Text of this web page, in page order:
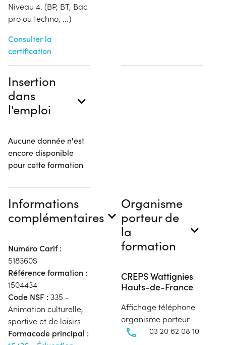
Niveau 4. (BP, BT, Bac
pro ou techno, ...)
Consulter la
certification
Insertion
dans
l'emploi
Aucune donnée n'est
encore disponible
pour cette formation
Informations
complémentaires
Numéro Carif :
518360S
Référence formation :
1504434
Code NSF : 335 -
Animation culturelle,
sportive et de loisirs
Formacode principal :
Organisme
porteur de
la
formation
CREPS Wattignies
Hauts-de-France
Affichage téléphone
organisme porteur
03 20 62 08 10